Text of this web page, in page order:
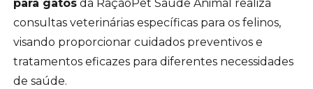
para gatos da RaçãoPet Saúde Animal realiza
consultas veterinárias específicas para os felinos,
visando proporcionar cuidados preventivos e
tratamentos eficazes para diferentes necessidades
de saúde.